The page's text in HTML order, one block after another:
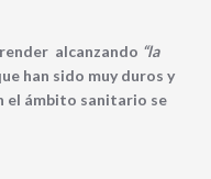
alcanzando “la
han sido muy duros y
el ámbito sanitario se